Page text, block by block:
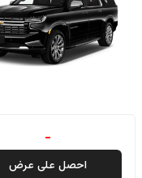
-
احصل على عرض